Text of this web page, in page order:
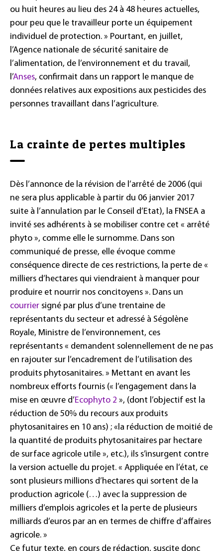
ou huit heures au lieu des 24 à 48 heures actuelles,
pour peu que le travailleur porte un équipement
individuel de protection. » Pourtant, en juillet,
l’Agence nationale de sécurité sanitaire de
l’alimentation, de l’environnement et du travail,
l’Anses, confirmait dans un rapport le manque de
données relatives aux expositions aux pesticides des
personnes travaillant dans l’agriculture.
La crainte de pertes multiples
Dès l’annonce de la révision de l’arrêté de 2006 (qui
ne sera plus applicable à partir du 06 janvier 2017
suite à l’annulation par le Conseil d’Etat), la FNSEA a
invité ses adhérents à se mobiliser contre cet « arrêté
phyto », comme elle le surnomme. Dans son
communiqué de presse, elle évoque comme
conséquence directe de ces restrictions, la perte de «
milliers d’hectares qui viendraient à manquer pour
produire et nourrir nos concitoyens ». Dans un
courrier signé par plus d’une trentaine de
représentants du secteur et adressé à Ségolène
Royale, Ministre de l’environnement, ces
représentants « demandent solennellement de ne pas
en rajouter sur l’encadrement de l’utilisation des
produits phytosanitaires. » Mettant en avant les
nombreux efforts fournis (« l’engagement dans la
mise en œuvre d’Ecophyto 2 », (dont l’objectif est la
réduction de 50% du recours aux produits
phytosanitaires en 10 ans) ; «la réduction de moitié de
la quantité de produits phytosanitaires par hectare
de surface agricole utile », etc.), ils s’insurgent contre
la version actuelle du projet. « Appliquée en l’état, ce
sont plusieurs millions d’hectares qui sortent de la
production agricole (…) avec la suppression de
milliers d’emplois agricoles et la perte de plusieurs
milliards d’euros par an en termes de chiffre d’affaires
agricole. »
Ce futur texte, en cours de rédaction, suscite donc